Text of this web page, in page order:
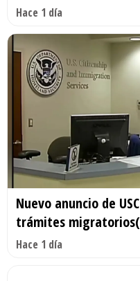
Hace 1 día
Nuevo anuncio de
trámites
Hace 1 día